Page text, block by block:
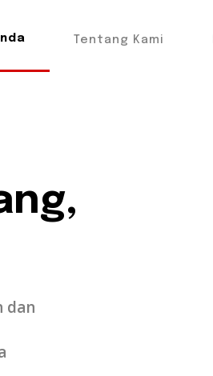
Tentang Kami
dan